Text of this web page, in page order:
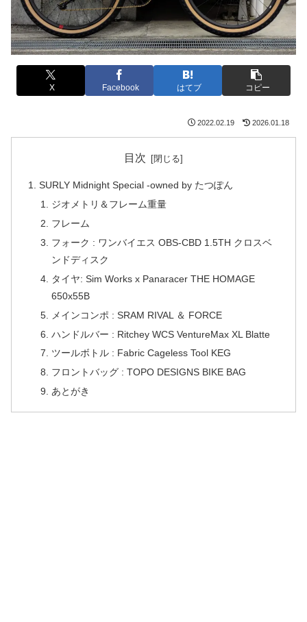
X Facebook はてブ コピー
2022.02.19 2026.01.18
目次
SURLY Midnight Special -owned by たつぽん
ジオメトリ＆フレーム重量
フレーム
フォーク : ワンバイエス OBS-CBD 1.5TH クロスベ
ンドディスク
タイヤ: Sim Works x Panaracer THE HOMAGE
650x55B
メインコンポ : SRAM RIVAL ＆ FORCE
ハンドルバー : Ritchey WCS VentureMax XL Blatte
ツールボトル : Fabric Cageless Tool KEG
フロントバッグ : TOPO DESIGNS BIKE BAG
あとがき